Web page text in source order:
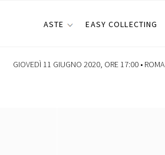
ASTE EASY COLLECTING
GIOVEDÌ 11 GIUGNO 2020, ORE 17:00 • ROMA